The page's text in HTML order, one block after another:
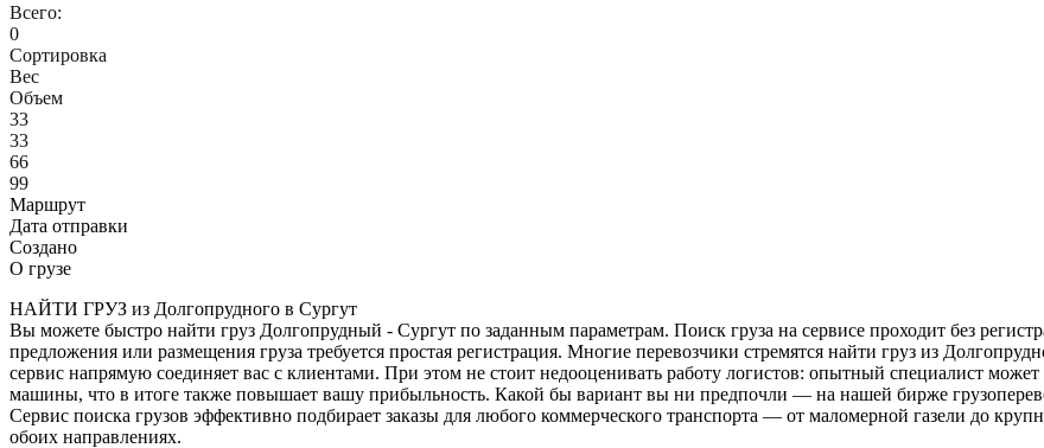
Всего:
0
Сортировка
Вес
Объем
33
33
66
99
Маршрут
Дата отправки
Создано
О грузе
НАЙТИ ГРУЗ из Долгопрудного в Сургут
Вы можете быстро найти груз Долгопрудный - Сургут по заданным параметрам. Поиск груза на сервисе проходит без
предложения или размещения груза требуется простая регистрация. Многие перевозчики стремятся найти груз из
сервис напрямую соединяет вас с клиентами. При этом не стоит недооценивать работу логистов: опытный специалист
машины, что в итоге также повышает вашу прибыльность. Какой бы вариант вы ни предпочли — на нашей бирже
Сервис поиска грузов эффективно подбирает заказы для любого коммерческого транспорта — от маломерной газели до
обоих направлениях.